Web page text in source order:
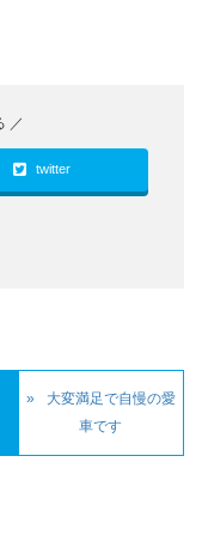
twitter
大変満足で自慢の愛
車です